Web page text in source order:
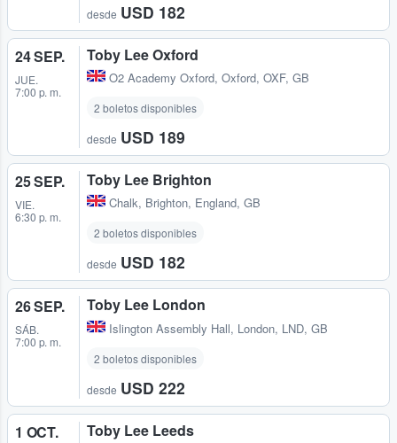
desde USD 182
24 SEP.
JUE.
7:00 p. m.
Toby Lee Oxford
O2 Academy Oxford, Oxford, OXF, GB
2 boletos disponibles
desde USD 189
25 SEP.
VIE.
6:30 p. m.
Toby Lee Brighton
Chalk, Brighton, England, GB
2 boletos disponibles
desde USD 182
26 SEP.
SÁB.
7:00 p. m.
Toby Lee London
Islington Assembly Hall, London, LND, GB
2 boletos disponibles
desde USD 222
1 OCT. Toby Lee Leeds